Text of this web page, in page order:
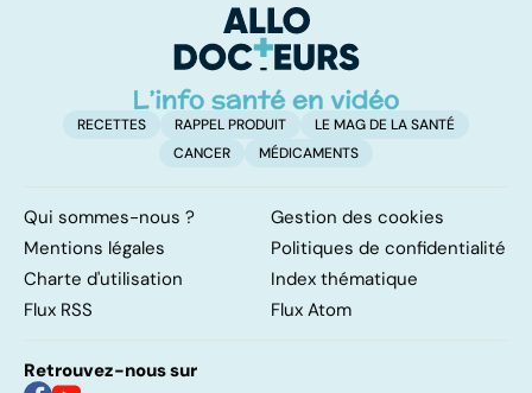
d'angine ?
RECETTES RAPPEL PRODUIT
LE MAG DE LA SANTÉ
CANCER
MÉDICAMENTS
Qui sommes-nous ?
Gestion des cookies
Mentions légales
Politiques de confidentialité
Charte d'utilisation
Index thématique
Flux RSS
Flux Atom
Retrouvez-nous sur